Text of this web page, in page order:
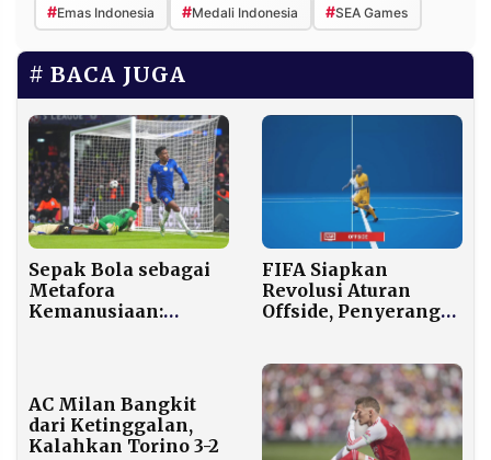
#Emas Indonesia #Medali Indonesia #SEA Games
BACA JUGA
Sepak Bola sebagai
Metafora
Kemanusiaan:
Barcelona
FIFA Siapkan
Revolusi Aturan
Offside, Penyerang
Depan Bek
AC Milan Bangkit
dari Ketinggalan,
Kalahkan Torino 3-2